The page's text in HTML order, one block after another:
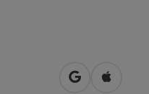
in Google
in